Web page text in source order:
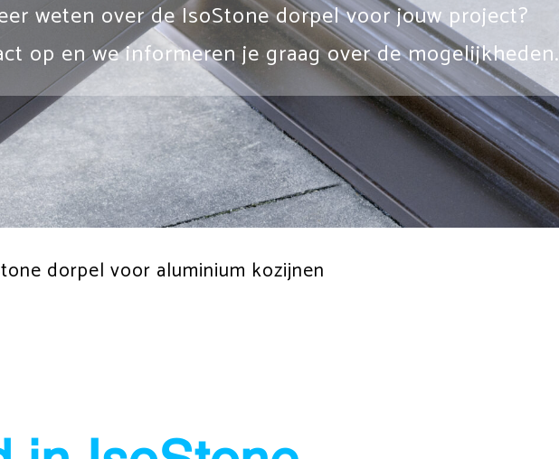
weten over de IsoStone dorpel voor jouw project?
op en we informeren je graag over de mogelijkheden.
dorpel voor aluminium kozijnen